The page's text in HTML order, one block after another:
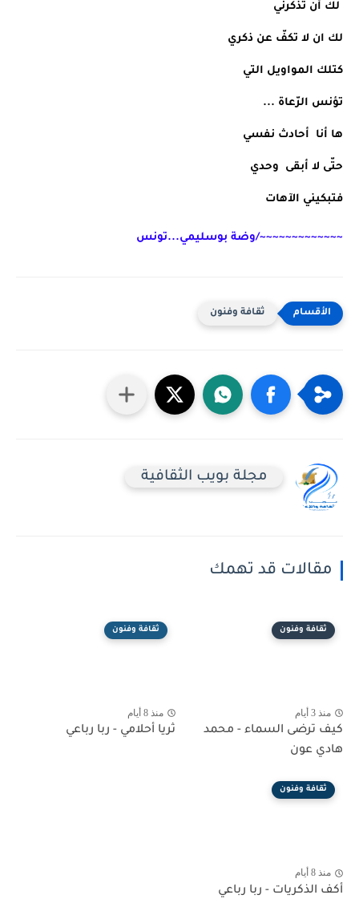
لك ان لا تكفّ عن ذكري
كتلك المواويل التي
تؤنس الرّعاة ...
ها أنا  أحادث نفسي
حتّى لا أبقى  وحدي
فتبكيني الآهات
~~~~~~~~~~~~~/وضة بوسليمي...تونس
ثقافة وفنون
مجلة بويب الثقافية
مقالات قد تهمك
ثقافة وفنون
منذ 3 أيام
كيف ترضى السماء - محمد
هادي عون
ثقافة وفنون
منذ 8 أيام
ثريا أحلامي - ربا رباعي
ثقافة وفنون
منذ 8 أيام
أكف الذكريات - ربا رباعي